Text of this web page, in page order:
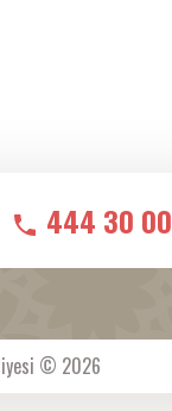
444 30 00
© 2026